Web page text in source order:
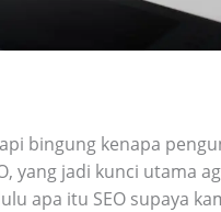
bingung kenapa
yang jadi kunci utama
apa itu SEO supaya